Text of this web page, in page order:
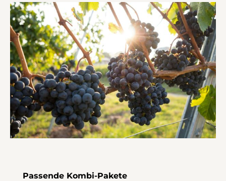
Produktgalerie überspringen
Passende Kombi-Pakete